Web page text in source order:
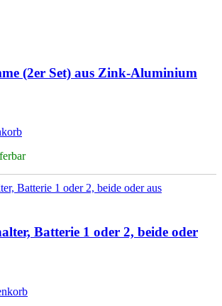
(2er Set) aus Zink-Aluminium
Batterie 1 oder 2, beide oder